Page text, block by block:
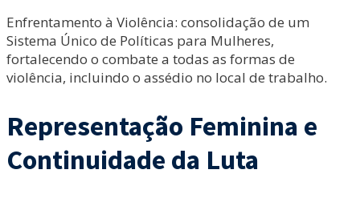
Enfrentamento à Violência: consolidação de um
Sistema Único de Políticas para Mulheres,
fortalecendo o combate a todas as formas de
violência, incluindo o assédio no local de trabalho.
Representação Feminina e
Continuidade da Luta